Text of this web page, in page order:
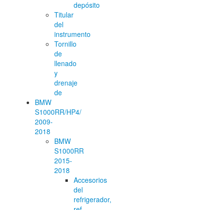
depósito
Titular
del
instrumento
Tornillo
de
llenado
y
drenaje
de
BMW
S1000RR/HP4/
2009-
2018
BMW
S1000RR
2015-
2018
Accesorios
del
refrigerador,